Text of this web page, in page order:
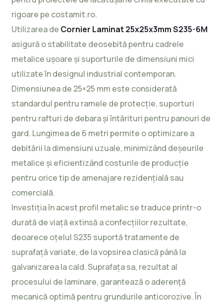
rigoare pe costamit.ro.
Utilizarea de Cornier Laminat 25x25x3mm S235-6M
asigură o stabilitate deosebită pentru cadrele
metalice ușoare și suporturile de dimensiuni mici
utilizate în designul industrial contemporan.
Dimensiunea de 25×25 mm este considerată
standardul pentru ramele de protecție, suporturi
pentru rafturi de debara și întărituri pentru panouri de
gard. Lungimea de 6 metri permite o optimizare a
debitării la dimensiuni uzuale, minimizând deșeurile
metalice și eficientizând costurile de producție
pentru orice tip de amenajare rezidențială sau
comercială.
Investiția în acest profil metalic se traduce printr-o
durată de viață extinsă a confecțiilor rezultate,
deoarece oțelul S235 suportă tratamente de
suprafață variate, de la vopsirea clasică până la
galvanizarea la cald. Suprafața sa, rezultat al
procesului de laminare, garantează o aderență
mecanică optimă pentru grundurile anticorozive. În